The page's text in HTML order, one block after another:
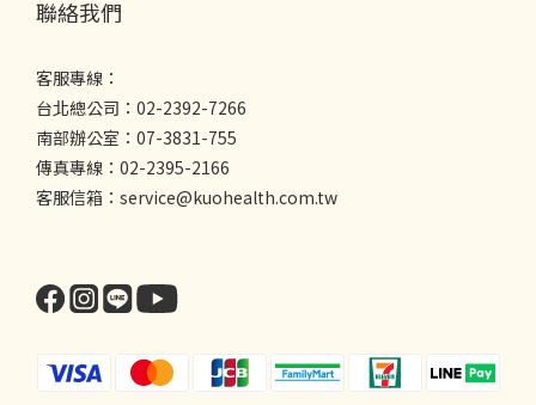
聯絡我們
客服專線：
台北總公司：02-2392-7266
南部辦公室：07-3831-755
傳真專線：02-2395-2166
客服信箱：service@kuohealth.com.tw